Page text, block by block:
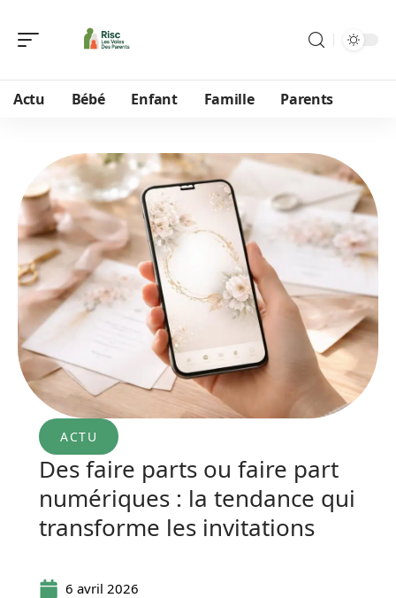
Actu Bébé Enfant Famille Parents
ACTU
Des faire parts ou faire part
numériques : la tendance qui
transforme les invitations
6 avril 2026